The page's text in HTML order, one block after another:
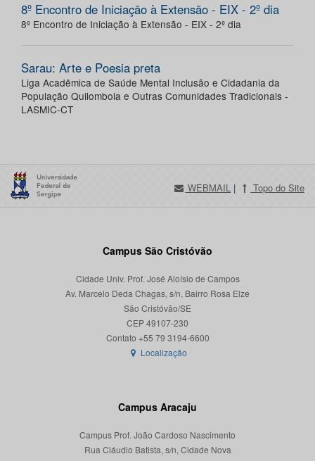
8º Encontro de Iniciação à Extensão - EIX - 2º dia
8º Encontro de Iniciação à Extensão - EIX - 2º dia
Sarau: Arte e Poesia preta
Liga Acadêmica de Saúde Mental Inclusão e Cidadania da
População Quilombola e Outras Comunidades Tradicionais -
LASMIC-CT
WEBMAIL | Topo do Site
Campus São Cristóvão
Cidade Univ. Prof. José Aloísio de Campos
Av. Marcelo Deda Chagas, s/n, Bairro Rosa Elze
São Cristóvão/SE
CEP 49107-230
Localização
Campus Aracaju
Campus Prof. João Cardoso Nascimento
Rua Cláudio Batista, s/n, Cidade Nova